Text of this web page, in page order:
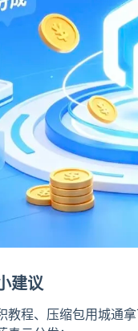
建议
教程、压缩包用城通